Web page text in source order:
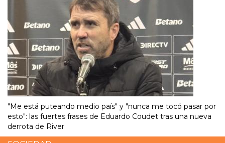
"Me está puteando medio país" y "nunca me tocó pasar por
esto": las fuertes frases de Eduardo Coudet tras una nueva
derrota de River